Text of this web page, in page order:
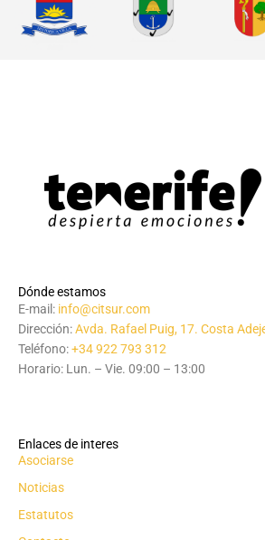
Dónde estamos
E-mail: info@citsur.com
Dirección:Avda. Rafael Puig, 17. Costa
Teléfono:+34 922 793 312
Horario: Lun. – Vie. 09:00 – 13:00
Enlaces de interes
Asociarse
Noticias
Estatutos